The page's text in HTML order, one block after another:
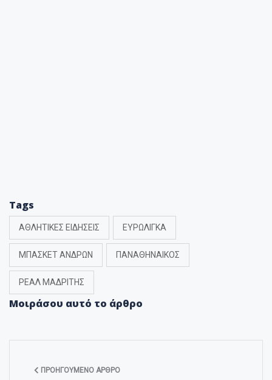
Tags
ΑΘΛΗΤΙΚΕΣ ΕΙΔΗΣΕΙΣ ΕΥΡΩΛΙΓΚΑ
ΜΠΑΣΚΕΤ ΑΝΔΡΩΝ ΠΑΝΑΘΗΝΑΙΚΟΣ
ΡΕΑΛ ΜΑΔΡΙΤΗΣ
Μοιράσου αυτό το άρθρο
ΠΡΟΗΓΟΎΜΕΝΟ ΆΡΘΡΟ